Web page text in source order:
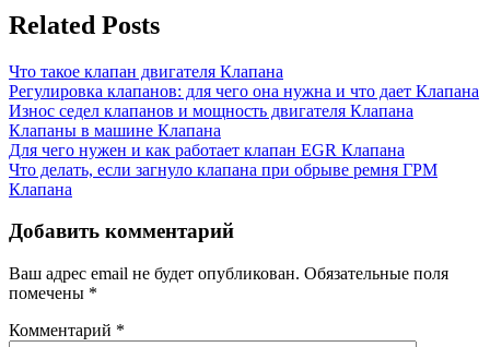
записям
Related Posts
Что такое клапан двигателя Клапана
Регулировка клапанов: для чего она нужна и что дает Клапана
Износ седел клапанов и мощность двигателя Клапана
Клапаны в машине Клапана
Для чего нужен и как работает клапан EGR Клапана
Что делать, если загнуло клапана при обрыве ремня ГРМ
Клапана
Добавить комментарий
Ваш адрес email не будет опубликован. Обязательные поля
помечены *
Комментарий *